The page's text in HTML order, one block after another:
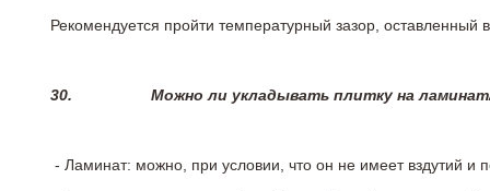
Рекомендуется пройти температурный зазор,
30. Можно ли укладывать плитку на
- Ламинат: можно, при условии, что он не имеет вздутий